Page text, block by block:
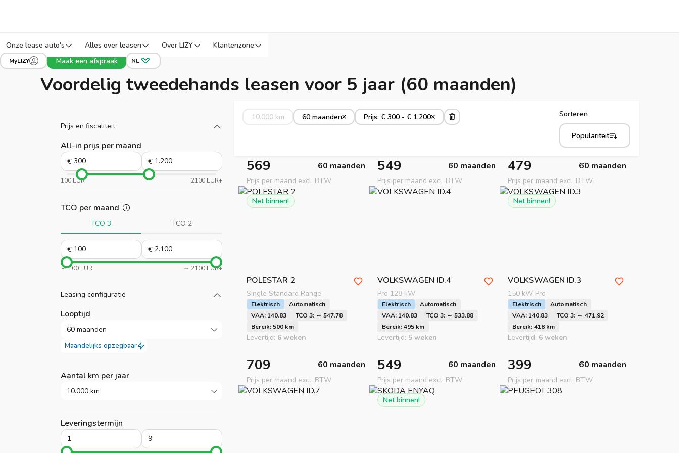
Onze lease auto's Alles over leasen Over LIZY Klantenzone
MyLIZY Maak een afspraak NL
Voordelig tweedehands leasen voor 5 jaar (60 maanden)
Prijs en fiscaliteit
All-in prijs per maand
€ €
100 EUR 2100 EUR+
TCO per maand
TCO 3 TCO 2
€ €
～ 100 EUR ～ 2100 EUR+
Leasing configuratie
Looptijd
60 maanden
Maandelijks opzegbaar
Aantal km per jaar
10.000 km
Leveringstermijn
10.000 km 60 maanden Prijs: € 300 - € 1.200 Sorteren
Populariteit
569 60 maanden
Prijs per maand excl. BTW
Net binnen!
POLESTAR 2
Single Standard Range
Elektrisch
Automatisch
VAA: 140.83
TCO 3: ～ 547.78
Bereik: 500 km
Levertijd: 6 weken
549 60 maanden
Prijs per maand excl. BTW
VOLKSWAGEN ID.4
Pro 128 kW
Elektrisch
Automatisch
VAA: 140.83
TCO 3: ～ 533.88
Bereik: 495 km
Levertijd: 5 weken
479 60 maanden
Prijs per maand excl. BTW
Net binnen!
VOLKSWAGEN ID.3
150 kW Pro
Elektrisch
Automatisch
VAA: 140.83
TCO 3: ～ 471.92
Bereik: 418 km
Levertijd: 6 weken
709 60 maanden
Prijs per maand excl. BTW
549 60 maanden
Prijs per maand excl. BTW
Net binnen!
399 60 maanden
Prijs per maand excl. BTW